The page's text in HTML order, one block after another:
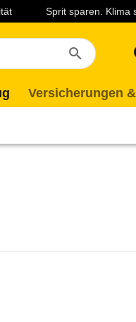
Sprit sparen. Klima
Versicherungen